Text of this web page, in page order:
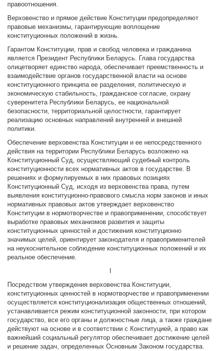
правоотношения.
Верховенство и прямое действие Конституции предопределяют
правовые механизмы, гарантирующие воплощение
конституционных положений в жизнь.
Гарантом Конституции, прав и свобод человека и гражданина
является Президент Республики Беларусь. Глава государства
олицетворяет единство народа, обеспечивает преемственность и
взаимодействие органов государственной власти на основе
конституционного принципа ее разделения, политическую и
экономическую стабильность, гражданское согласие, охрану
суверенитета Республики Беларусь, ее национальной
безопасности, территориальной целостности, гарантирует
реализацию основных направлений внутренней и внешней
политики.
Обеспечение верховенства Конституции и ее непосредственного
действия на территории Республики Беларусь возложено на
Конституционный Суд, осуществляющий судебный контроль
конституционности всех нормативных актов в государстве. В
решениях и формулируемых в них правовых позициях
Конституционный Суд, исходя из верховенства права, путем
выявления конституционно-правового смысла норм законов и иных
нормативных правовых актов утверждает верховенство
Конституции в нормотворчестве и правоприменении, способствует
выработке правовых механизмов развития и защиты
конституционных ценностей и достижения конституционно
значимых целей, ориентирует законодателя и правоприменителей
на неукоснительное соблюдение конституционных положений и их
реальное обеспечение.
Посредством утверждения верховенства Конституции,
конституционных ценностей в нормотворчестве и правоприменении
осуществляется конституционализация общественных отношений,
устанавливается режим конституционной законности, при котором
государство, все его органы и должностные лица, а также граждане
действуют на основе и в соответствии с Конституцией, а право как
важнейший социальный регулятор обеспечивает достижение целей
и решение задач, определенных Основным Законом государства.